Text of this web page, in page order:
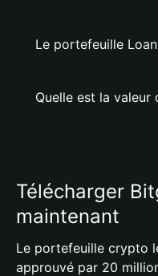
Le portefeuille
Quelle est la valeur
Télécharger
maintenant
Le portefeuille crypto
approuvé par 20